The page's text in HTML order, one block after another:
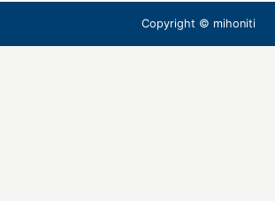
Copyright © mihoniti